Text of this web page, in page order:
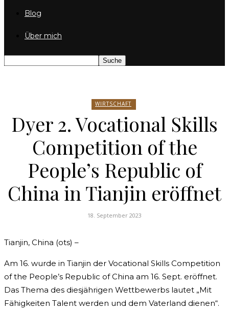
Blog
Über mich
WIRTSCHAFT
Dyer 2. Vocational Skills
Competition of the
People’s Republic of
China in Tianjin eröffnet
18. September 2023
Tianjin, China (ots) –
Am 16. wurde in Tianjin der Vocational Skills Competition
of the People’s Republic of China am 16. Sept. eröffnet.
Das Thema des diesjährigen Wettbewerbs lautet „Mit
Fähigkeiten Talent werden und dem Vaterland dienen“.